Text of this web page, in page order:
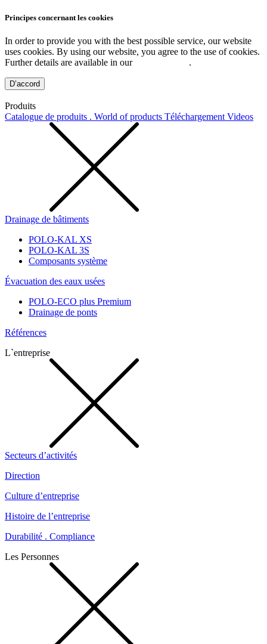
Principes concernant les cookies
In order to provide you with the best possible service, our website
uses cookies. By using our website, you agree to the use of cookies.
Further details are available in our
.
D’accord
Produits
Catalogue de produits . World of products Téléchargement Videos
Drainage de bâtiments
POLO-KAL XS
POLO-KAL 3S
Composants système
Évacuation des eaux usées
POLO-ECO plus Premium
Drainage de ponts
Références
L`entreprise
Secteurs d’activités
Direction
Culture d’entreprise
Histoire de l’entreprise
Durabilité . Compliance
Les Personnes